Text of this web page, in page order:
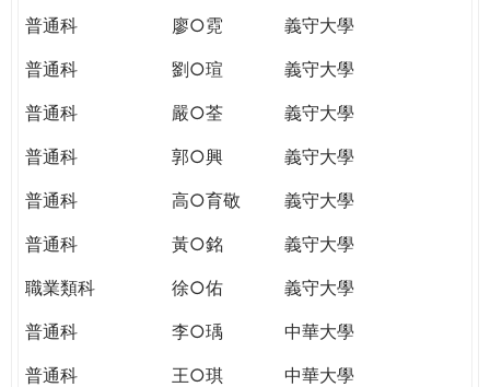
普通科
廖○霓
義守大學
普通科
劉○瑄
義守大學
普通科
嚴○荃
義守大學
普通科
郭○興
義守大學
普通科
高○育敬
義守大學
普通科
黃○銘
義守大學
職業類科
徐○佑
義守大學
普通科
李○瑀
中華大學
普通科
王○琪
中華大學